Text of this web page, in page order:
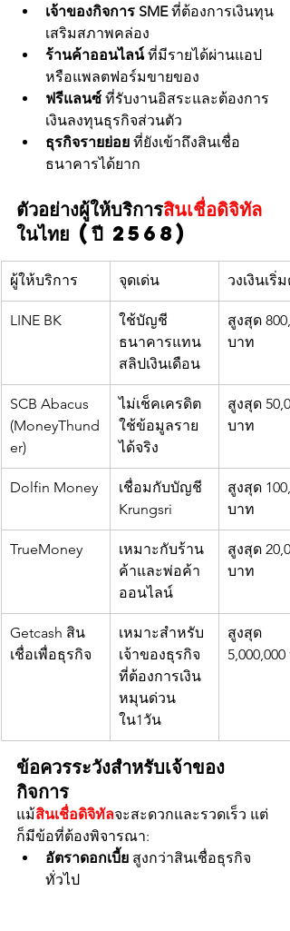
เจ้าของกิจการ SME ที่ต้องการเงินทุน
เสริมสภาพคล่อง
ร้านค้าออนไลน์ ที่มีรายได้ผ่านแอป
หรือแพลตฟอร์มขายของ
ฟรีแลนซ์ ที่รับงานอิสระและต้องการ
เงินลงทุนธุรกิจส่วนตัว
ธุรกิจรายย่อย ที่ยังเข้าถึงสินเชื่อ
ธนาคารได้ยาก
ตัวอย่างผู้ให้บริการสินเชื่อดิจิทัล
ในไทย (ปี 2568)
ผู้ให้บริการ จุดเด่น วงเงินเริ่ม
LINE BK
ใช้บัญชี
ธนาคารแทน
สลิปเงินเดือน
สูงสุด
บาท
SCB Abacus
(MoneyThund
er)
ไม่เช็คเครดิต
ใช้ข้อมูลราย
ได้จริง
สูงสุด
บาท
Dolfin Money
เชื่อมกับบัญชี
Krungsri
สูงสุด
บาท
TrueMoney
เหมาะกับร้าน
ค้าและพ่อค้า
ออนไลน์
สูงสุด
บาท
Getcash สิน
เชื่อเพื่อธุรกิจ
เหมาะสำหรับ
เจ้าของธุรกิจ
ที่ต้องการเงิน
หมุนด่วน
ใน1วัน
สูงสุด
5,000,000
ข้อควรระวังสำหรับเจ้าของ
กิจการ
แม้สินเชื่อดิจิทัลจะสะดวกและรวดเร็ว แต่
ก็มีข้อที่ต้องพิจารณา:
อัตราดอกเบี้ย สูงกว่าสินเชื่อธุรกิจ
ทั่วไป